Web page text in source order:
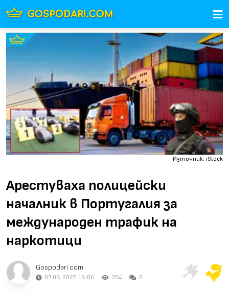
Източник: iStock
Арестуваха полицейски
началник в Португалия за
международен трафик на
наркотици
Gospodari.com
07.08.2025 18:06 204 0